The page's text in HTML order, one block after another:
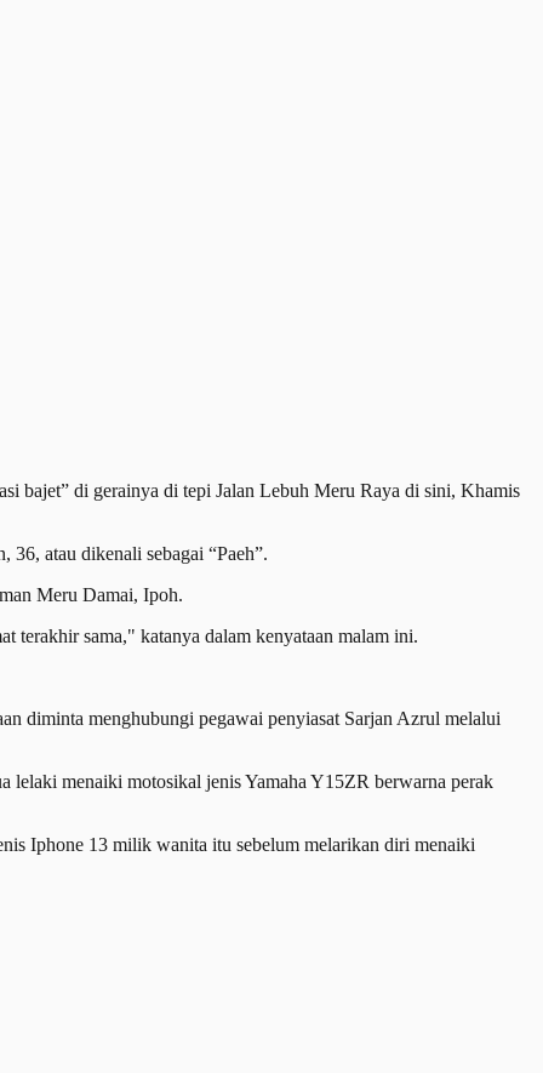
bajet” di gerainya di tepi Jalan Lebuh Meru Raya di sini, Khamis
atau dikenali sebagai “Paeh”.
Meru Damai, Ipoh.
terakhir sama," katanya dalam kenyataan malam ini.
diminta menghubungi pegawai penyiasat Sarjan Azrul melalui
lelaki menaiki motosikal jenis Yamaha Y15ZR berwarna perak
Iphone 13 milik wanita itu sebelum melarikan diri menaiki